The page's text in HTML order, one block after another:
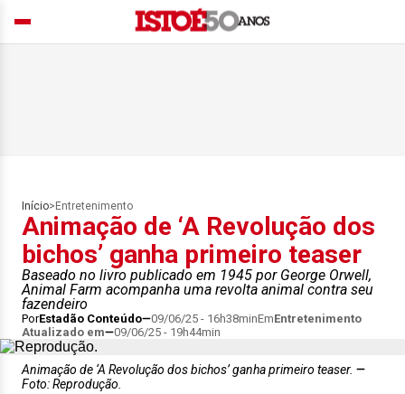
Início> Entretenimento
Animação de ‘A Revolução dos
bichos’ ganha primeiro teaser
Baseado no livro publicado em 1945 por George Orwell,
Animal Farm acompanha uma revolta animal contra seu
fazendeiro
PorEstadão Conteúdo 09/06/25 - 16h38minEmEntretenimento
Atualizado em
09/06/25 - 19h44min
Animação de ‘A Revolução dos bichos’ ganha primeiro teaser.
Foto: Reprodução.